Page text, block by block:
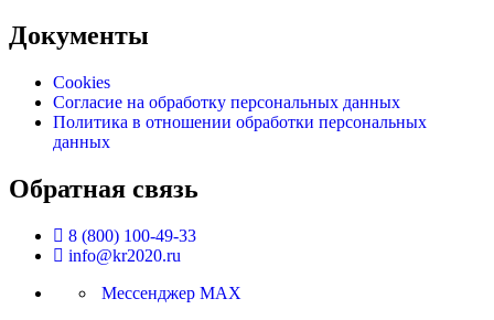
Документы
Cookies
Согласие на обработку персональных данных
Политика в отношении обработки персональных
данных
Обратная связь
8 (800) 100-49-33
info@kr2020.ru
Мессенджер MAX